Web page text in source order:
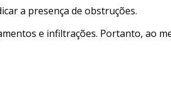
a presença de obstruções.
e infiltrações. Portanto, ao